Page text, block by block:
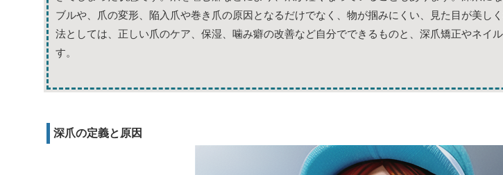
ブルや、爪の変形、陥入爪や巻き爪の原因となるだけでなく、物が掴みにくい、見た目が美し
法としては、正しい爪のケア、保湿、噛み癖の改善など自分でできるものと、深爪矯正やネイ
す。
深爪の定義と原因